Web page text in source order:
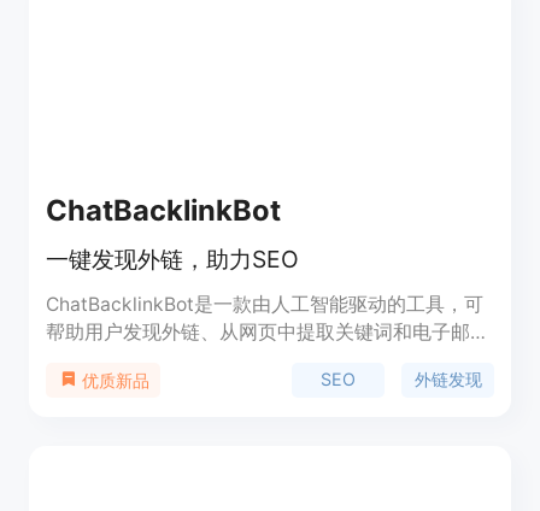
ChatBacklinkBot
一键发现外链，助力SEO
ChatBacklinkBot是一款由人工智能驱动的工具，可
帮助用户发现外链、从网页中提取关键词和电子邮件
分析网站并识别指向特定域或网页的链接。用户可以
优质新品 SEO 外链发现